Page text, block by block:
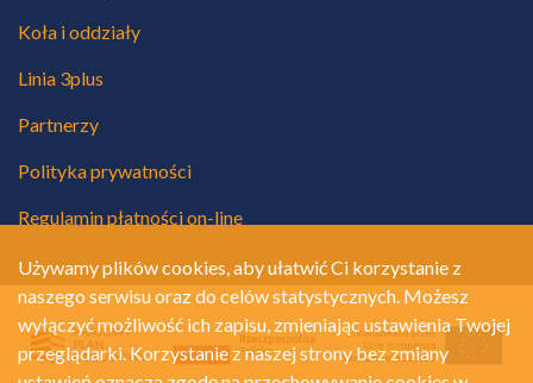
Koła i oddziały
Linia 3plus
Partnerzy
Polityka prywatności
Regulamin płatności on-line
Używamy plików cookies, aby ułatwić Ci korzystanie z
naszego serwisu oraz do celów statystycznych. Możesz
wyłączyć możliwość ich zapisu, zmieniając ustawienia Twojej
przeglądarki. Korzystanie z naszej strony bez zmiany